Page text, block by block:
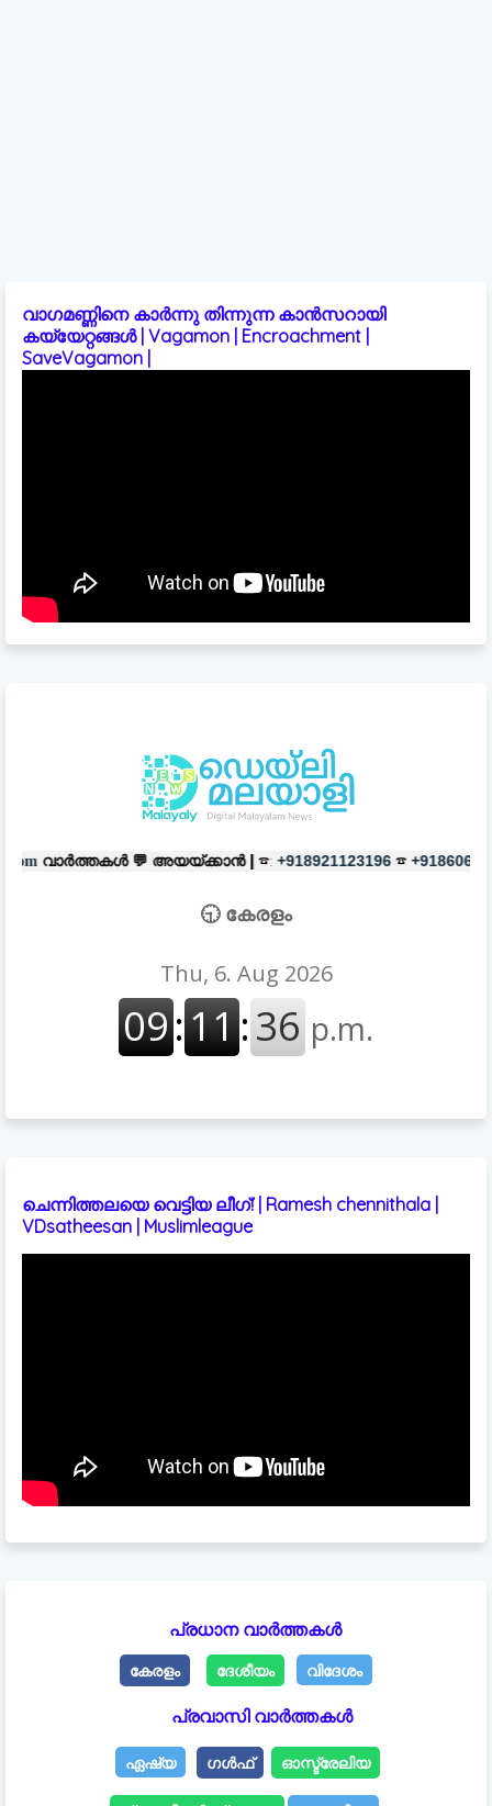
വാഗമണ്ണിനെ കാർന്നു തിന്നുന്ന കാൻസറായി
കയ്യേറ്റങ്ങൾ | Vagamon | Encroachment |
SaveVagamon |
അയയ്ക്കാൻ | ☎: +918921123196 ☎ +918606657037
🕤 കേരളം
ചെന്നിത്തലയെ വെട്ടിയ ലീഗ്! | Ramesh chennithala |
VDsatheesan | Muslimleague
പ്രധാന വാർത്തകൾ
കേരളം ദേശീയം വിദേശം
പ്രവാസി വാർത്തകൾ
ഏഷ്യ ഗൾഫ് ഓസ്ട്രേലിയ